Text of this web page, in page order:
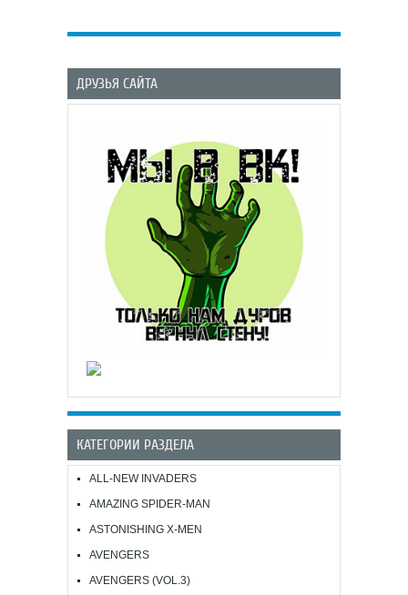
ДРУЗЬЯ САЙТА
КАТЕГОРИИ РАЗДЕЛА
ALL-NEW INVADERS
AMAZING SPIDER-MAN
ASTONISHING X-MEN
AVENGERS
AVENGERS (VOL.3)